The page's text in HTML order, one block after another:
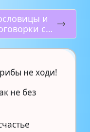
и
с
4
не ходи!
не без